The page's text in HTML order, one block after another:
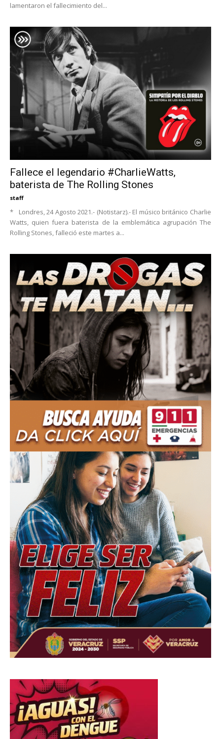
lamentaron el fallecimiento del...
Fallece el legendario #CharlieWatts,
baterista de The Rolling Stones
staff
* Londres, 24 Agosto 2021.- (Notistarz).- El músico británico Charlie
Watts, quien fuera baterista de la emblemática agrupación The
Rolling Stones, falleció este martes a...